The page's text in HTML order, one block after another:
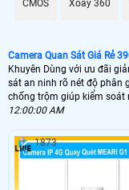
'
CMOS Xoay 360
Camera Quan Sát Giá Rẻ
Khuyên Dùng với ưu đãi
sát an ninh rõ nét độ phân
chống trộm giúp kiểm soát
12:00:00 AM
1873